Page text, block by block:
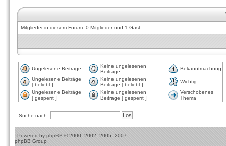
Mitglieder in diesem Forum: 0 Mitglieder und 1 Gast
Ungelesene Beiträge
Keine ungelesenen
Beiträge
Bekanntmachung
Ungelesene Beiträge
[ beliebt ]
Keine ungelesenen
Beiträge [ beliebt ]
Wichtig
Ungelesene Beiträge
[ gesperrt ]
Keine ungelesenen
Beiträge [ gesperrt ]
Verschobenes
Thema
Suche nach:
Powered by phpBB © 2000, 2002, 2005, 2007
phpBB Group